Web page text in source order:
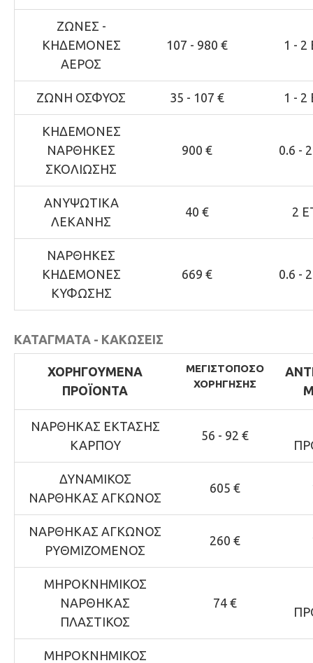
ΖΩΝΕΣ -
ΚΗΔΕΜΟΝΕΣ
ΑΕΡΟΣ
107 - 980 € 1 -
ΖΩΝΗ ΟΣΦΥΟΣ 35 - 107 € 1 -
ΚΗΔΕΜΟΝΕΣ
ΝΑΡΘΗΚΕΣ
ΣΚΟΛΙΩΣΗΣ
900 € 0.6 -
ΑΝΥΨΩΤΙΚΑ
ΛΕΚΑΝΗΣ
40 € 2
ΝΑΡΘΗΚΕΣ
ΚΗΔΕΜΟΝΕΣ
ΚΥΦΩΣΗΣ
669 € 0.6 -
ΚΑΤΑΓΜΑΤΑ - ΚΑΚΩΣΕΙΣ
ΧΟΡΗΓΟΥΜΕΝΑ
ΠΡΟΪΟΝΤΑ
ΜΕΓΙΣΤΟΠΟΣΟ
ΧΟΡΗΓΗΣΗΣ
ΝΑΡΘΗΚΑΣ ΕΚΤΑΣΗΣ
ΚΑΡΠΟΥ
56 - 92 €
ΔΥΝΑΜΙΚΟΣ
ΝΑΡΘΗΚΑΣ ΑΓΚΩΝΟΣ
605 €
ΝΑΡΘΗΚΑΣ ΑΓΚΩΝΟΣ
ΡΥΘΜΙΖΟΜΕΝΟΣ
260 €
ΜΗΡΟΚΝΗΜΙΚΟΣ
ΝΑΡΘΗΚΑΣ
ΠΛΑΣΤΙΚΟΣ
74 €
ΜΗΡΟΚΝΗΜΙΚΟΣ